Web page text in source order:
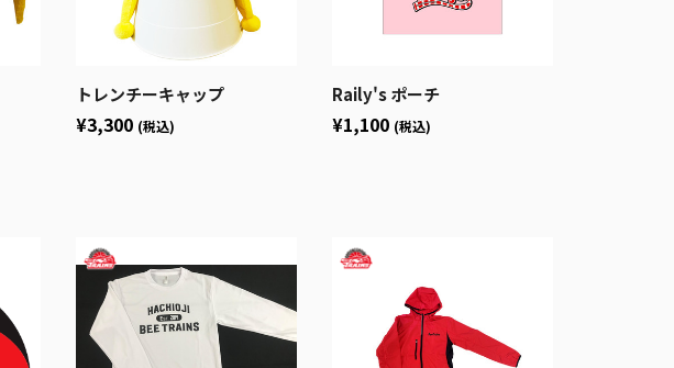
トレンチーキャップ
¥3,300 (税込)
Raily's ポーチ
¥1,100 (税込)